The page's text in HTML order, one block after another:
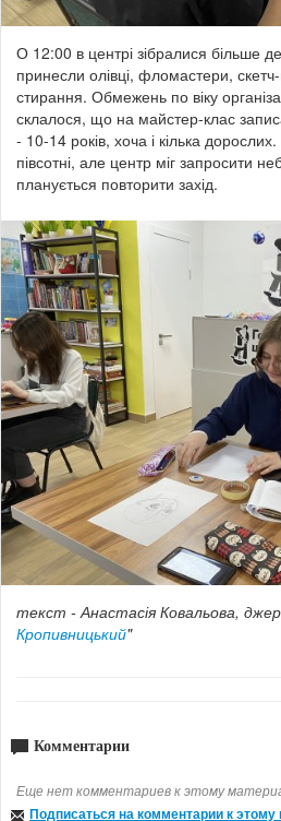
О 12:00 в центрі зібралися більше
принесли олівці, фломастери,
стирання. Обмежень по віку
склалося, що на майстер-клас
- 10-14 років, хоча і кілька
півсотні, але центр міг запросити
планується повторити захід.
текст -Анастасія Ковальова,
Кропивницький"
Комментарии
Еще нет комментариев к этому
Подписаться на комментарии к этому